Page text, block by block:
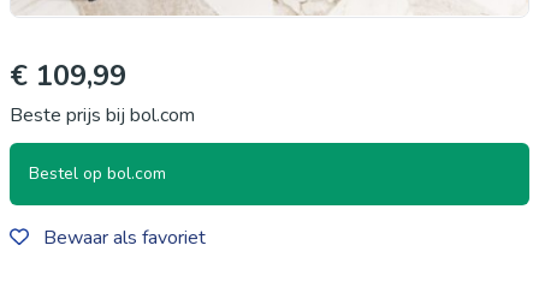
€ 109,99
Beste prijs bij bol.com
Bestel op bol.com
Bewaar als favoriet